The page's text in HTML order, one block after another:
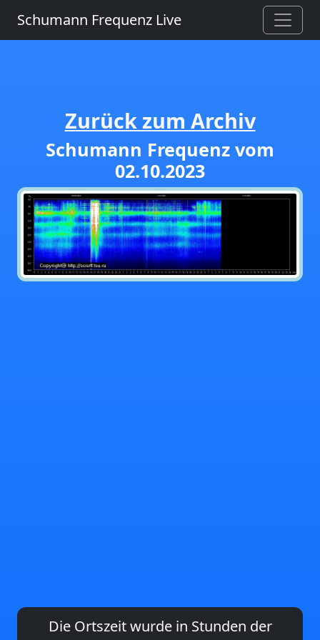
Schumann Frequenz Live
Zurück zum Archiv
Schumann Frequenz vom
02.10.2023
Die Ortszeit wurde in Stunden der